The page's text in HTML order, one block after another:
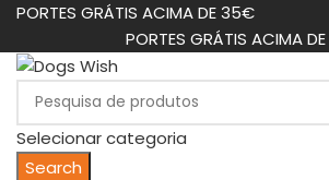
PORTES GRÁTIS ACIMA DE 35€
PORTES GRÁTIS ACIMA
Selecionar categoria
Search